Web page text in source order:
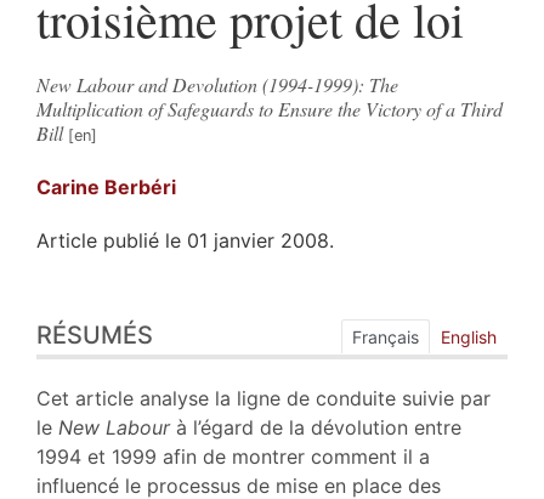
troisième projet de loi
New Labour and Devolution (1994-1999): The
Multiplication of Safeguards to Ensure the Victory of a Third
Bill
Carine Berbéri
Article publié le 01 janvier 2008.
Plan
Texte
Bibliographie
Notes
Citer cet article
Auteur
RÉSUMÉS Français English
Cet article analyse la ligne de conduite suivie par
le New Labourà l’égard de la dévolution entre
1994 et 1999 afin de montrer comment il a
influencé le processus de mise en place des